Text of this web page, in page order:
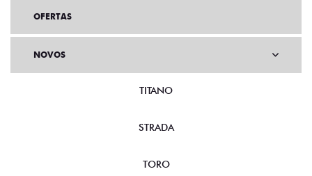
OFERTAS
NOVOS
TITANO
STRADA
TORO